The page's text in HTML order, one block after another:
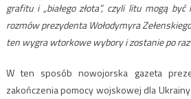
grafitu i „białego złota”, czyli litu mogą
rozmów prezydenta Wołodymyra
ten wygra wtorkowe wybory i zostanie po raz
W ten sposób nowojorska gazeta
zakończenia pomocy wojskowej dla